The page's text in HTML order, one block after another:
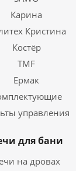
"Корвет" 24 (ДТ-
Карина
Кристина
Костёр
TMF
Ермак
управления
для бани
на дровах